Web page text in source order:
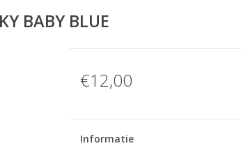
BABY BLUE
€12,00
Informatie